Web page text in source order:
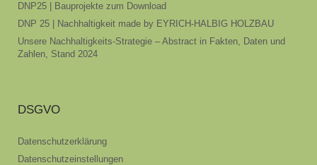
DNP25 | Bauprojekte zum Download
DNP 25 | Nachhaltigkeit made by EYRICH-HALBIG HOLZBAU
Unsere Nachhaltigkeits-Strategie – Abstract in Fakten, Daten und
Zahlen, Stand 2024
DSGVO
Datenschutzerklärung
Datenschutzeinstellungen